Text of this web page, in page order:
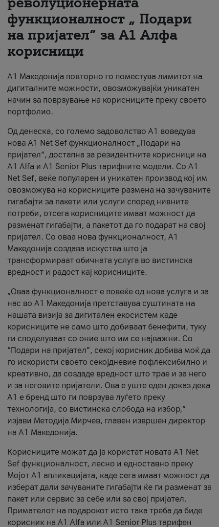
За нас
#ПодобарОнлајн
функционалност „ Подари
на пријател“ за А1 Алфа
корисници
А1 Македонија повторно го поместува лимитот на
дигиталните можности, овозможувајќи уникатен
начин за поврзување на корисниците преку своето
портфолио.
Од денеска, со големо задоволство А1 воведува
нова A1 Net Sef функционалност „Подари на
пријател“, достапна за резидентните корисници на
А1 Alfa и A1 Senior Plus тарифните модели. Со A1
Net Sef, веќе популарен и уникатен производ кој им
овозможува на корисниците размена на зачуваните
гигабајти за пакети или услуги според нивните
потреби, отсега корисниците имаат можност да
разменат гигабајти, а пакетот да го подарат на свој
пријател. Со оваа нова функционалност, А1
Македонија создава искуства што ја
трансформираат обичната услуга во вистинска
вредност и радост кај корисниците.
„Оваа функционалност е повеќе од нова услуга и за
нас во А1 Македонија претставува суштината на
нашата визија за дигитален екосистем каде
корисниците не само што добиваат бенефити, туку
ги споделуваат со оние што им се најважни. Со
“Подари на пријател”, секој корисник добива моќ да
го искористи своето секојдневие пофлексибилно и
креативно, да создаде вредност што трае и за него
и за неговите пријатели. Ова е уште еден доказ дека
А1 е бренд што ги поврзува луѓето преку
технологија, со вистинска слобода на избор,“
изјави Методија Мирчев, главен извршен директор
на А1 Македонија.
Корисниците можат да ја користат новата А1 Net
Sef функционалност, лесно и едноставно преку
Мојот А1 апликацијата, каде сега имаат можност да
изберат дали зачуваните гигабајти ќе ги разменат за
пакет или сервис за себе или за свој пријател.
Примателот на подарокот исто така треба да биде
корисник на А1 Alfa или A1 Senior Plus тарифен